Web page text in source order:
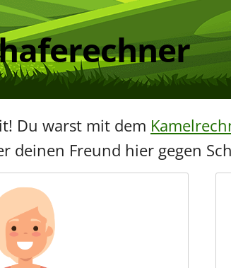
Du warst mit dem
deinen Freund hier gegen